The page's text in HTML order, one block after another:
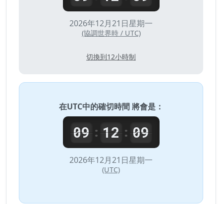
2026年12月21日星期一
(協調世界時 / UTC)
切換到12小時制
在UTC中的確切時間 將會是：
09: 12: 09
2026年12月21日星期一
(UTC)